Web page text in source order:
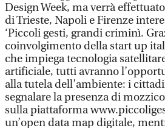
Design Week, ma verrà
di Trieste, Napoli e Firenze
‘Piccoli gesti, grandi criminì.
coinvolgimento della start up
che impiega tecnologia
artificiale, tutti avranno
alla tutela dell’ambiente: i
segnalare la presenza di
sulla piattaforma
un’open data map digitale,